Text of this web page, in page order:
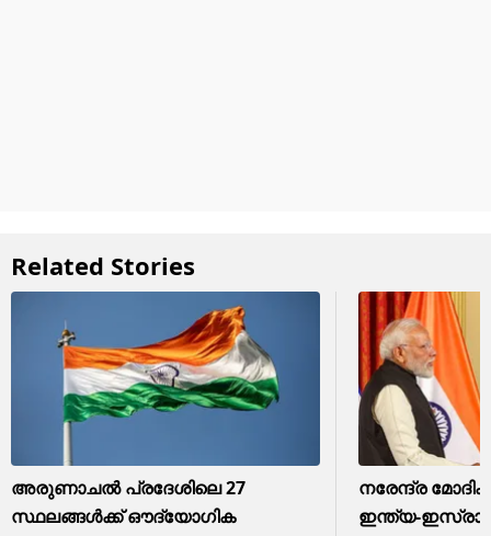
Related Stories
അരുണാചൽ പ്രദേശിലെ 27
സ്ഥലങ്ങൾക്ക് ഔദ്യോഗിക
നരേന്ദ്ര
ഇന്ത്യ-